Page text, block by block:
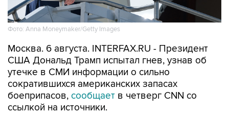
Фото: Anna Moneymaker/Getty Images
Москва. 6 августа. INTERFAX.RU - Президент
США Дональд Трамп испытал гнев, узнав об
утечке в СМИ информации о сильно
сократившихся американских запасах
боеприпасов, сообщает в четверг CNN со
ссылкой на источники.